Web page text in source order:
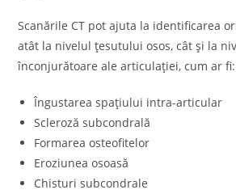
Scanările CT pot ajuta la identificarea
atât la nivelul țesutului osos, cât și la
înconjurătoare ale articulației, cum ar fi:
Îngustarea spațiului intra-articular
Scleroză subcondrală
Formarea osteofitelor
Eroziunea osoasă
Chisturi subcondrale